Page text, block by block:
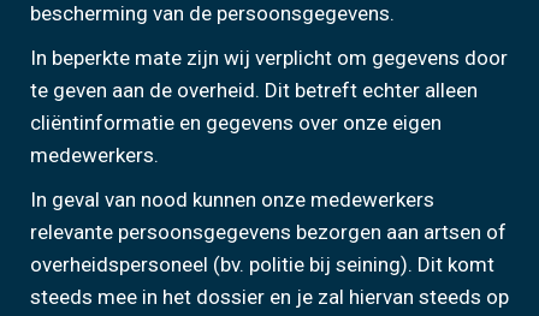
bescherming van de persoonsgegevens.
In beperkte mate zijn wij verplicht om gegevens door
te geven aan de overheid. Dit betreft echter alleen
cliëntinformatie en gegevens over onze eigen
medewerkers.
In geval van nood kunnen onze medewerkers
relevante persoonsgegevens bezorgen aan artsen of
overheidspersoneel (bv. politie bij seining). Dit komt
steeds mee in het dossier en je zal hiervan steeds op